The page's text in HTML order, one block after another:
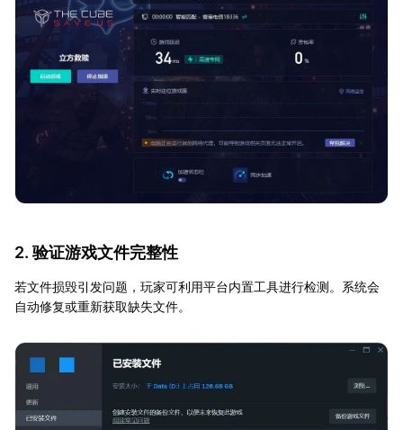
2. 验证游戏文件完整性
若文件损毁引发问题，玩家可利用平台内置工具进行检测。系统会
自动修复或重新获取缺失文件。